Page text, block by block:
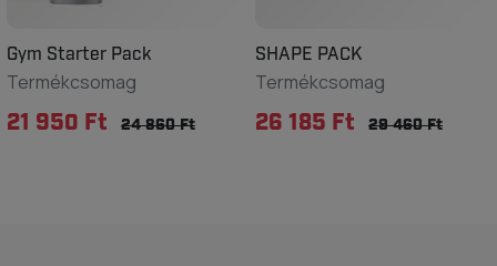
Gym Starter Pack
Termékcsomag
21 950 Ft 24 860 Ft
SHAPE PACK
Termékcsomag
26 185 Ft 29 460 Ft